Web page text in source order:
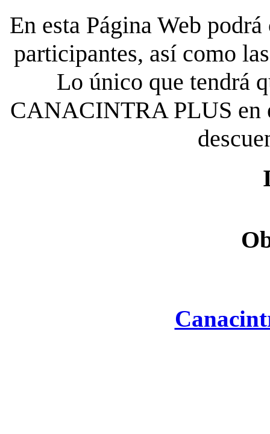
En esta Página Web
participantes, así como
Lo único que tendrá
CANACINTRA PLUS en